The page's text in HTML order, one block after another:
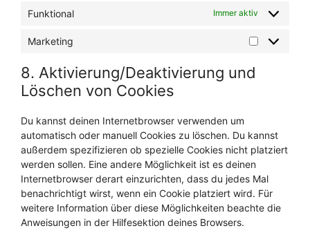
Funktional Immer aktiv
Marketing
Marketing
8. Aktivierung/Deaktivierung und
Löschen von Cookies
Du kannst deinen Internetbrowser verwenden um
automatisch oder manuell Cookies zu löschen. Du kannst
außerdem spezifizieren ob spezielle Cookies nicht platziert
werden sollen. Eine andere Möglichkeit ist es deinen
Internetbrowser derart einzurichten, dass du jedes Mal
benachrichtigt wirst, wenn ein Cookie platziert wird. Für
weitere Information über diese Möglichkeiten beachte die
Anweisungen in der Hilfesektion deines Browsers.